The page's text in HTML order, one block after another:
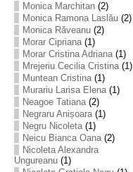
Monica Marchitan(2)
Monica Ramona Laslău(2)
Monica Răveanu(2)
Morar Cipriana(1)
Morar Cristina Adriana(1)
Mrejeriu Cecilia Cristina(1)
Muntean Cristina(1)
Murariu Larisa Elena(1)
Neagoe Tatiana(2)
Negraru Anișoara(1)
Negru Nicoleta(1)
Neicu Bianca Oana(2)
Nicoleta Alexandra
Ungureanu(1)